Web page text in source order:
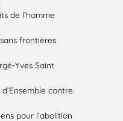
de l’homme
frontières
Yves Saint
contre
pour l’abolition